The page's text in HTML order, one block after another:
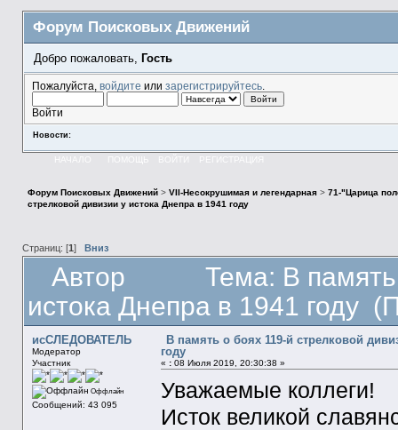
Форум Поисковых Движений
Добро пожаловать, Гость
Пожалуйста, войдите или зарегистрируйтесь.
Войти
Новости:
НАЧАЛО ПОМОЩЬ ВОЙТИ РЕГИСТРАЦИЯ
Форум Поисковых Движений> VII-Несокрушимая и легендарная> 71-"Царица
стрелковой дивизии у истока Днепра в 1941 году
Страниц: [1 ] Вниз
Автор
Тема: В
истока Днепра в 1941 году
исСЛЕДОВАТЕЛЬ
Модератор
Участник
Оффлайн
Сообщений: 43 095
В память о боях 119-й стрелковой
году
« :08 Июля 2019, 20:30:38 »
Уважаемые коллеги!
Исток великой